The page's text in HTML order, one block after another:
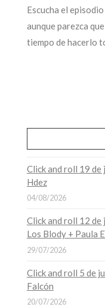
Escucha el
aunque parezca
tiempo de hacerlo
Click and roll 19
Hdez
04/08/2026
Click and roll 12 de
Los Blody + Paula
29/07/2026
Click and roll 5 de
Falcón
20/07/2026